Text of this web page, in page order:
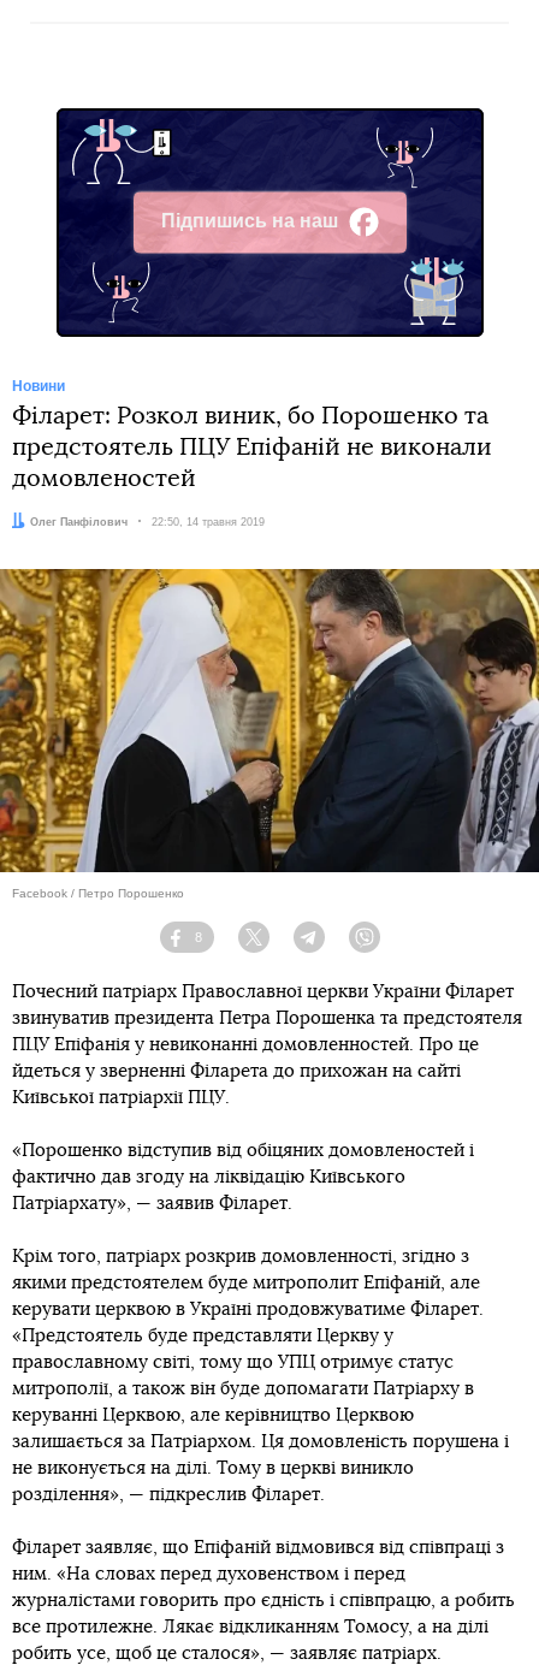
Підпишись на наш
Facebook
Новини
Філарет: Розкол виник, бо Порошенко та
предстоятель ПЦУ Епіфаній не виконали
домовленостей
Автор:
Олег Панфілович Дата:
22:50, 14 травня 2019
Facebook / Петро Порошенко
Facebook
8
Twitter TelegramViber
Почесний патріарх Православної церкви України Філарет
звинуватив президента Петра Порошенка та предстоятеля
ПЦУ Епіфанія у невиконанні домовленностей. Про це
йдеться у зверненні Філарета до прихожан на сайті
Київської патріархії ПЦУ.
«Порошенко відступив від обіцяних домовленостей і
фактично дав згоду на ліквідацію Київського
Патріархату», — заявив Філарет.
Крім того, патріарх розкрив домовленності, згідно з
якими предстоятелем буде митрополит Епіфаній, але
керувати церквою в Україні продовжуватиме Філарет.
«Предстоятель буде представляти Церкву у
православному світі, тому що УПЦ отримує статус
митрополії, а також він буде допомагати Патріарху в
керуванні Церквою, але керівництво Церквою
залишається за Патріархом. Ця домовленість порушена і
не виконується на ділі. Тому в церкві виникло
розділення», — підкреслив Філарет.
Філарет заявляє, що Епіфаній відмовився від співпраці з
ним. «На словах перед духовенством і перед
журналістами говорить про єдність і співпрацю, а робить
все протилежне. Лякає відкликанням Томосу, а на ділі
робить усе, щоб це сталося», — заявляє патріарх.